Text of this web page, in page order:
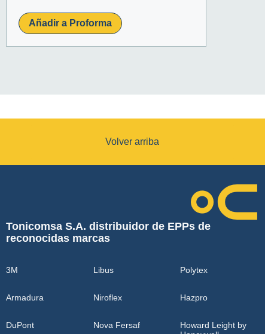
Añadir a Proforma
Volver arriba
Tonicomsa S.A. distribuidor de EPPs de
reconocidas marcas
3M
Armadura
DuPont
Libus
Niroflex
Nova Fersaf
Polytex
Hazpro
Howard Leight by